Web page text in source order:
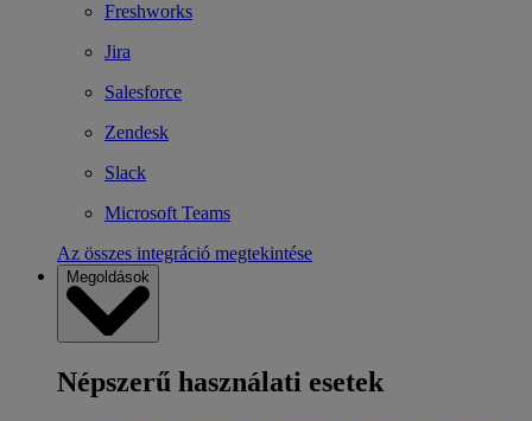
Freshworks
Jira
Salesforce
Zendesk
Slack
Microsoft Teams
Az összes integráció megtekintése
Megoldások
Népszerű használati esetek